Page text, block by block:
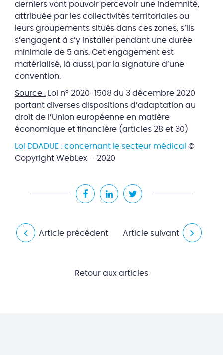
derniers vont pouvoir percevoir une indemnité,
attribuée par les collectivités territoriales ou
leurs groupements situés dans ces zones, s’ils
s’engagent à s’y installer pendant une durée
minimale de 5 ans. Cet engagement est
matérialisé, là aussi, par la signature d’une
convention.
Source : Loi n° 2020-1508 du 3 décembre 2020
portant diverses dispositions d’adaptation au
droit de l’Union européenne en matière
économique et financière (articles 28 et 30)
Loi DDADUE : concernant le secteur médical ©
Copyright WebLex – 2020
Article précédent Article suivant
Retour aux articles